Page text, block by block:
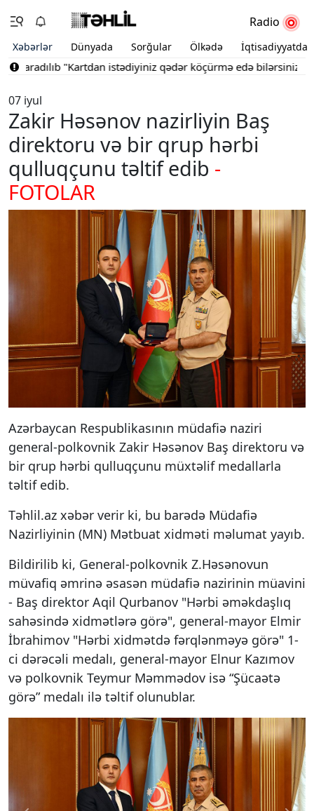
Radio
Xəbərlər Dünyada Sorğular Ölkədə İqtisadiyyatda
"Kartdan istədiyiniz qədər köçürmə edə bilərsiniz"
07 iyul
Zakir Həsənov nazirliyin Baş
direktoru və bir qrup hərbi
qulluqçunu təltif edib -
FOTOLAR
Azərbaycan Respublikasının müdafiə naziri
general-polkovnik Zakir Həsənov Baş direktoru və
bir qrup hərbi qulluqçunu müxtəlif medallarla
təltif edib.
Təhlil.az xəbər verir ki, bu barədə Müdafiə
Nazirliyinin (MN) Mətbuat xidməti məlumat yayıb.
Bildirilib ki, General-polkovnik Z.Həsənovun
müvafiq əmrinə əsasən müdafiə nazirinin müavini
- Baş direktor Aqil Qurbanov "Hərbi əməkdaşlıq
sahəsində xidmətlərə görə", general-mayor Elmir
İbrahimov "Hərbi xidmətdə fərqlənməyə görə" 1-
ci dərəcəli medalı, general-mayor Elnur Kazımov
və polkovnik Teymur Məmmədov isə “Şücaətə
görə” medalı ilə təltif olunublar.